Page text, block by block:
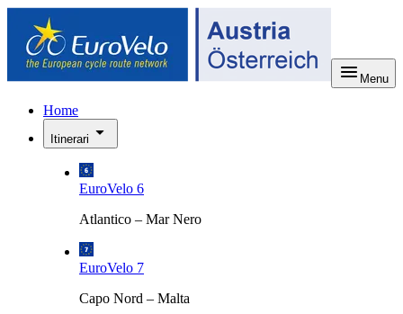
Menu
Home
Itinerari
EuroVelo 6
Atlantico – Mar Nero
EuroVelo 7
Capo Nord – Malta